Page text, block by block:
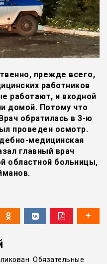
прежде всего,
работников
работают, и входной
домой. Потому что
обратилась в 3-ю
проведен осмотр.
медицинская
главный врач
областной больницы,
Обязательные